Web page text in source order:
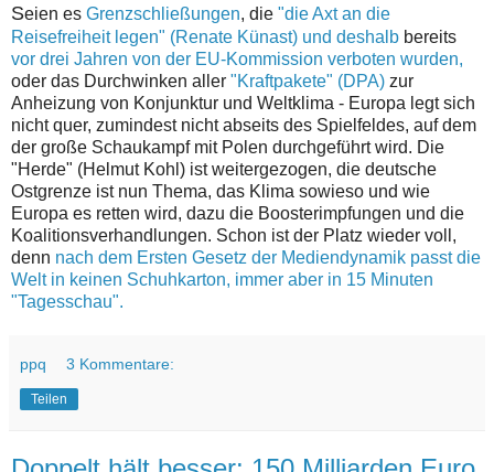
Seien es Grenzschließungen, die "die Axt an die
Reisefreiheit legen" (Renate Künast) und deshalb bereits
vor drei Jahren von der EU-Kommission verboten wurden,
oder das Durchwinken aller "Kraftpakete" (DPA) zur
Anheizung von Konjunktur und Weltklima - Europa legt sich
nicht quer, zumindest nicht abseits des Spielfeldes, auf dem
der große Schaukampf mit Polen durchgeführt wird. Die
"Herde" (Helmut Kohl) ist weitergezogen, die deutsche
Ostgrenze ist nun Thema, das Klima sowieso und wie
Europa es retten wird, dazu die Boosterimpfungen und die
Koalitionsverhandlungen. Schon ist der Platz wieder voll,
denn nach dem Ersten Gesetz der Mediendynamik passt die
Welt in keinen Schuhkarton, immer aber in 15 Minuten
"Tagesschau".
ppq 3 Kommentare:
Teilen